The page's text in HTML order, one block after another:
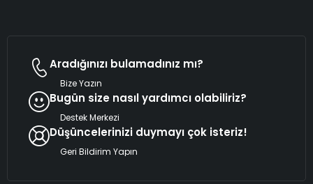
Aradığınızı bulamadınız mı?
Bize Yazın
Bugün size nasıl yardımcı olabiliriz?
Destek Merkezi
Düşüncelerinizi duymayı çok isteriz!
Geri Bildirim Yapın